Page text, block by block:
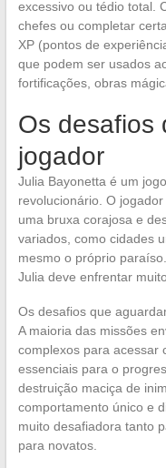
excessivo ou tédio total.
chefes ou completar
XP (pontos de
que podem ser usados
fortificações, obras
Os desafios
jogador
Julia Bayonetta é um
revolucionário. O
uma bruxa corajosa e
variados, como cidades
mesmo o próprio
Julia deve enfrentar
Os desafios que
A maioria das missões
complexos para acessar
essenciais para o
destruição maciça de
comportamento único e
muito desafiadora tanto
para novatos.